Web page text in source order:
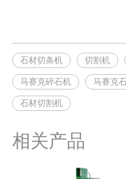
石材切条机 切割机
马赛克碎石机 马赛克
石材切割机
相关产品